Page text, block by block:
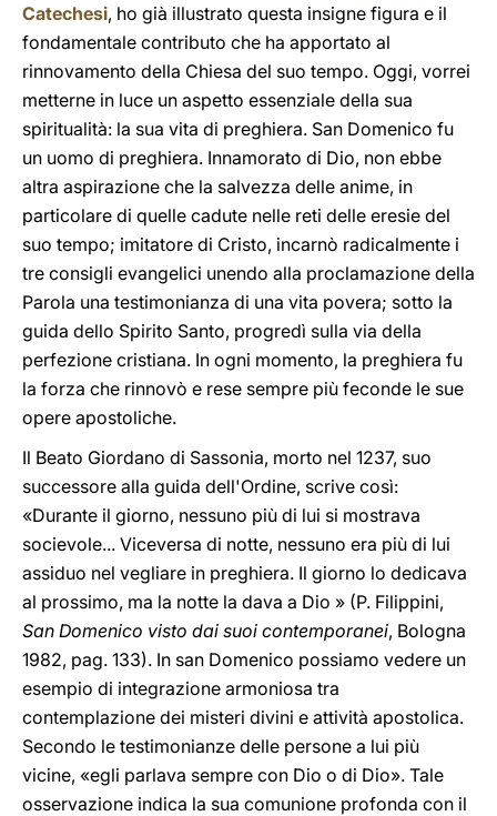
Catechesi, ho già illustrato questa insigne figura e il
fondamentale contributo che ha apportato al
rinnovamento della Chiesa del suo tempo. Oggi, vorrei
metterne in luce un aspetto essenziale della sua
spiritualità: la sua vita di preghiera. San Domenico fu
un uomo di preghiera. Innamorato di Dio, non ebbe
altra aspirazione che la salvezza delle anime, in
particolare di quelle cadute nelle reti delle eresie del
suo tempo; imitatore di Cristo, incarnò radicalmente i
tre consigli evangelici unendo alla proclamazione della
Parola una testimonianza di una vita povera; sotto la
guida dello Spirito Santo, progredì sulla via della
perfezione cristiana. In ogni momento, la preghiera fu
la forza che rinnovò e rese sempre più feconde le sue
opere apostoliche.
Il Beato Giordano di Sassonia, morto nel 1237, suo
successore alla guida dell'Ordine, scrive così:
«Durante il giorno, nessuno più di lui si mostrava
socievole... Viceversa di notte, nessuno era più di lui
assiduo nel vegliare in preghiera. Il giorno lo dedicava
al prossimo, ma la notte la dava a Dio » (P. Filippini,
San Domenico visto dai suoi contemporanei, Bologna
1982, pag. 133). In san Domenico possiamo vedere un
esempio di integrazione armoniosa tra
contemplazione dei misteri divini e attività apostolica.
Secondo le testimonianze delle persone a lui più
vicine, «egli parlava sempre con Dio o di Dio». Tale
osservazione indica la sua comunione profonda con il